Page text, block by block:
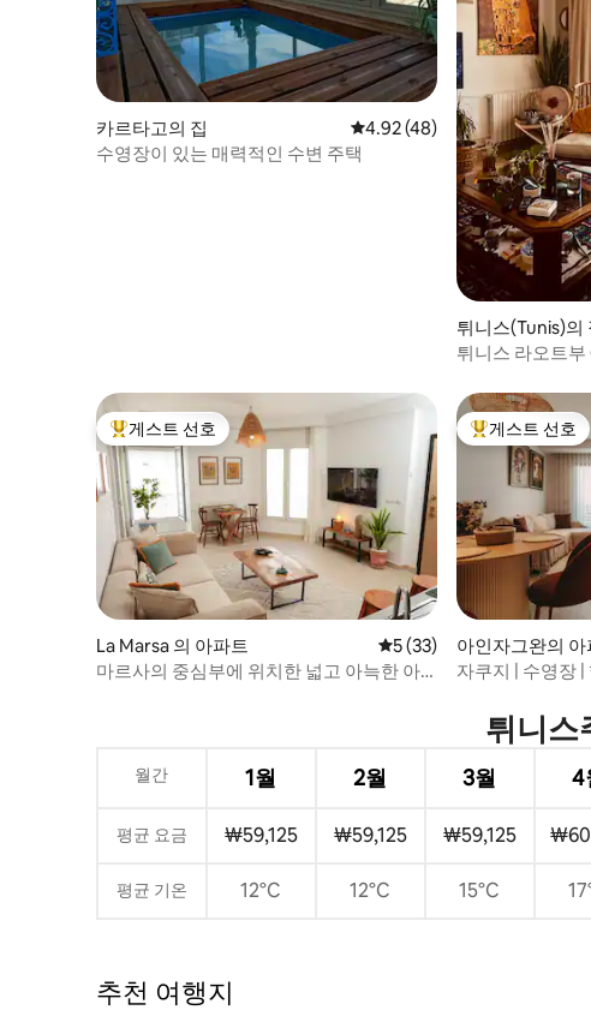
카르타고의 집 평점 4.92점(5점 만점), 후기
4.92 (48)
수영장이 있는 매력적인 수변 주택
튀니스(Tunis)의
튀니스 라오트
상위 게스트 선호
게스트 선호
La Marsa 의 아파트 평점 5점(5점 만점), 후기
5 (33)
마르사의 중심부에 위치한 넓고 아늑한 아
상위 게스트 선
게스트 선호
아인자그완의 아
자쿠지 | 수영장 |
튀니스
월간 1월 2월 3월 4
평균 요금 ₩59,125 ₩59,125 ₩59,125
평균 기온 12°C 12°C 15°C
추천 여행지